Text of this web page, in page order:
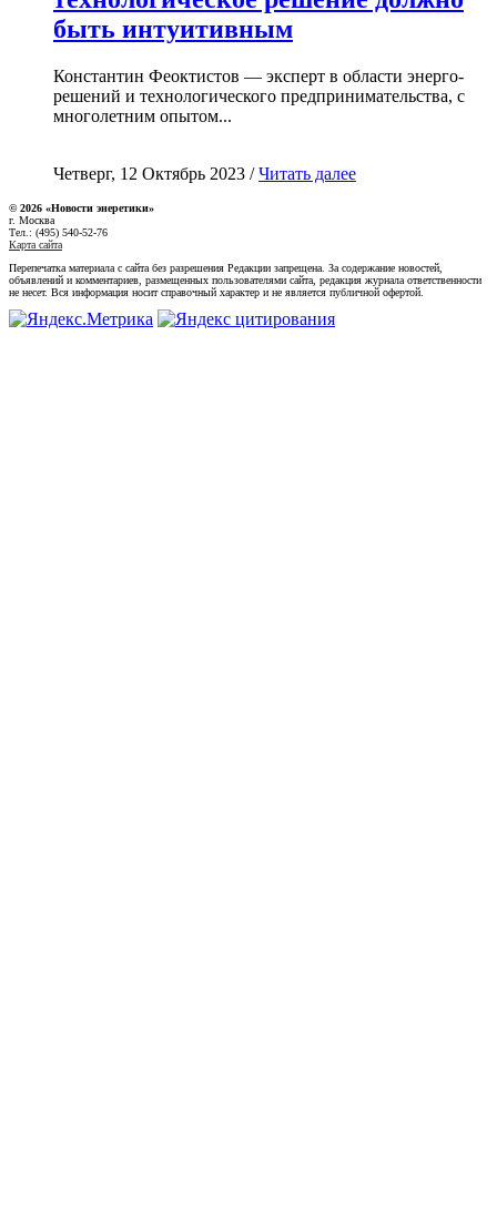
быть интуитивным
Константин Феоктистов — эксперт в области энерго-
решений и технологического предпринимательства, с
многолетним опытом...
Четверг, 12 Октябрь 2023 /Читать далее
© 2026 «Новости энеретики»
г. Москва
Тел.: (495) 540-52-76
Карта сайта
Перепечатка материала с сайта без разрешения Редакции запрещена. За содержание новостей,
объявлений и комментариев, размещенных пользователями сайта, редакция журнала ответственности
не несет. Вся информация носит справочный характер и не является публичной офертой.